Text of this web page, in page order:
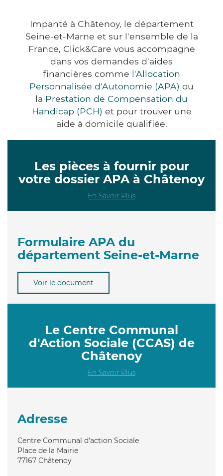
Impanté à Châtenoy, le département
Seine-et-Marne et sur l'ensemble de la
France, Click&Care vous accompagne
dans vos demandes d'aides
financières comme l'Allocation
Personnalisée d'Autonomie (APA) ou
la Prestation de Compensation du
Handicap (PCH) et pour trouver une
aide à domicile qualifiée.
Les pièces à fournir pour
votre dossier APA à Châtenoy
En Savoir Plus
Formulaire APA du
département Seine-et-Marne
Voir le document
Le Centre Communal
d'Action Sociale (CCAS) de
Châtenoy
En Savoir Plus
Adresse
Centre Communal d'action Sociale
Place de la Mairie
77167 Châtenoy